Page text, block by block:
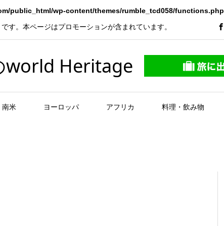
public_html/wp-content/themes/rumble_tcd058/functions.php
す。本ページはプロモーションが含まれています。
world Heritage
南米 ヨーロッパ アフリカ 料理・飲み物